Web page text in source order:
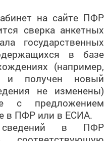
на сайте ПФР
сверка анкетных
государственных
в базе
(например,
и получен новый
не изменены)
с предложением
в ПФР или в ЕСИА.
сведений в ПФР